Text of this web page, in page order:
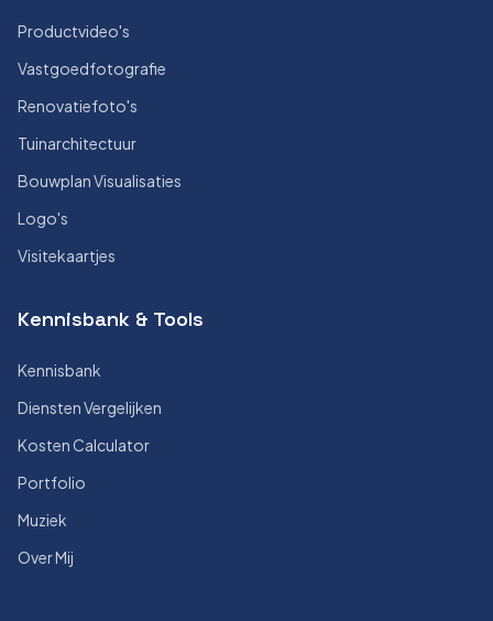
Productvideo's
Vastgoedfotografie
Renovatiefoto's
Tuinarchitectuur
Bouwplan Visualisaties
Logo's
Visitekaartjes
Kennisbank & Tools
Kennisbank
Diensten Vergelijken
Kosten Calculator
Portfolio
Muziek
Over Mij